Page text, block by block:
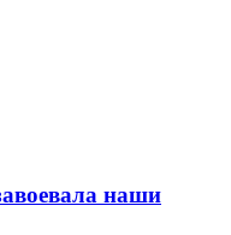
наши